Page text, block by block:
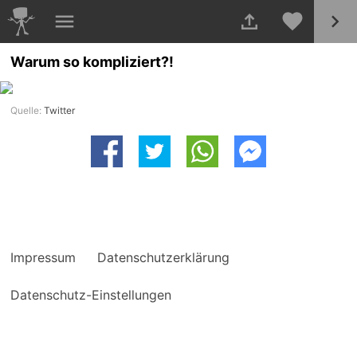
Warum so kompliziert?!
Quelle:Twitter
Impressum Datenschutzerklärung
Datenschutz-Einstellungen